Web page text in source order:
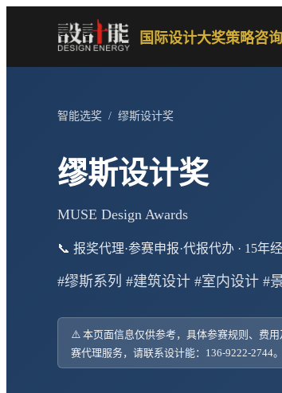
国际设计大奖策略咨
智能选奖 / 缪斯设计奖
缪斯设计奖
MUSE Design Awards
📞 报奖代理·参赛申报·代报代办 · 15年
#缪斯系列 #建筑设计 #室内设计 #
⚠️ 本页面信息仅供参考，具体参赛规则、费
赛代理服务，请联系设计能：136-9222-2744。